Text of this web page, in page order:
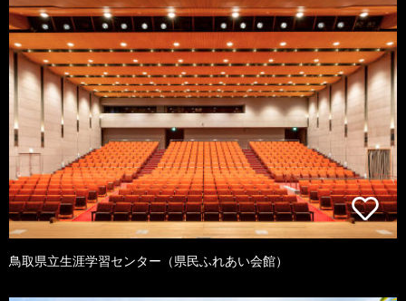
鳥取県立生涯学習センター（県民ふれあい会館）